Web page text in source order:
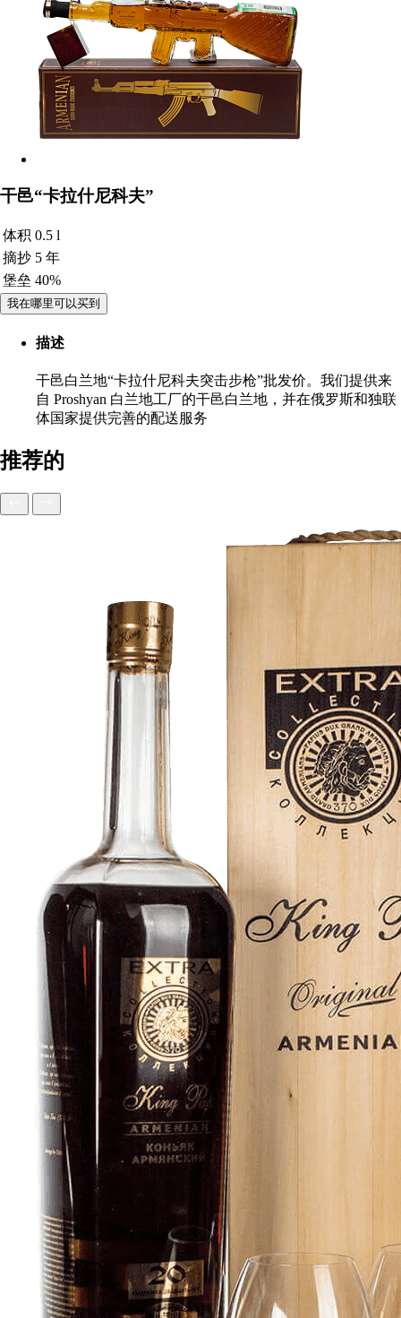
干邑“卡拉什尼科夫”
体积 0.5 l
摘抄 5 年
堡垒 40%
我在哪里可以买到
描述
干邑白兰地“卡拉什尼科夫突击步枪”批发价。我们提供来
自 Proshyan 白兰地工厂的干邑白兰地，并在俄罗斯和独联
体国家提供完善的配送服务
推荐的